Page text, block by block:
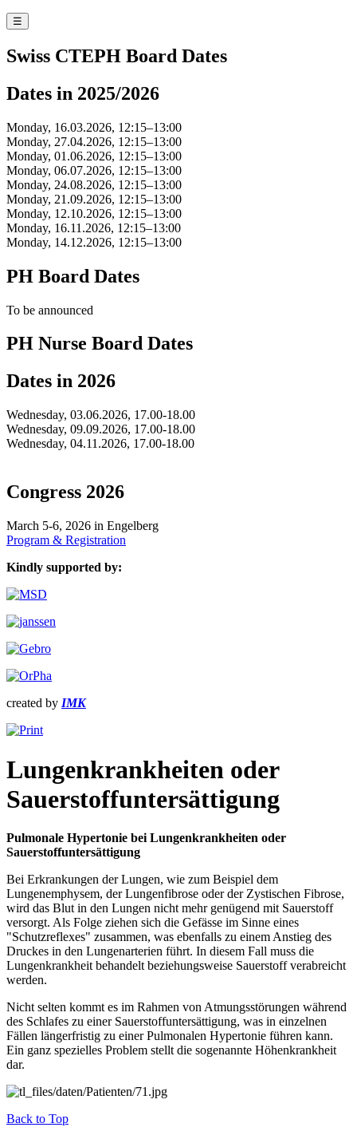
☰
Swiss CTEPH Board Dates
Dates in 2025/2026
Monday, 16.03.2026, 12:15–13:00
Monday, 27.04.2026, 12:15–13:00
Monday, 01.06.2026, 12:15–13:00
Monday, 06.07.2026, 12:15–13:00
Monday, 24.08.2026, 12:15–13:00
Monday, 21.09.2026, 12:15–13:00
Monday, 12.10.2026, 12:15–13:00
Monday, 16.11.2026, 12:15–13:00
Monday, 14.12.2026, 12:15–13:00
PH Board Dates
To be announced
PH Nurse Board Dates
Dates in 2026
Wednesday, 03.06.2026, 17.00-18.00
Wednesday, 09.09.2026, 17.00-18.00
Wednesday, 04.11.2026, 17.00-18.00
Congress 2026
March 5-6, 2026 in Engelberg
Program & Registration
Kindly supported by:
created by IMK
Lungenkrankheiten oder
Sauerstoffuntersättigung
Pulmonale Hypertonie bei Lungenkrankheiten oder
Sauerstoffuntersättigung
Bei Erkrankungen der Lungen, wie zum Beispiel dem
Lungenemphysem, der Lungenfibrose oder der Zystischen Fibrose,
wird das Blut in den Lungen nicht mehr genügend mit Sauerstoff
versorgt. Als Folge ziehen sich die Gefässe im Sinne eines
"Schutzreflexes" zusammen, was ebenfalls zu einem Anstieg des
Druckes in den Lungenarterien führt. In diesem Fall muss die
Lungenkrankheit behandelt beziehungsweise Sauerstoff verabreicht
werden.
Nicht selten kommt es im Rahmen von Atmungsstörungen während
des Schlafes zu einer Sauerstoffuntersättigung, was in einzelnen
Fällen längerfristig zu einer Pulmonalen Hypertonie führen kann.
Ein ganz spezielles Problem stellt die sogenannte Höhenkrankheit
dar.
Back to Top